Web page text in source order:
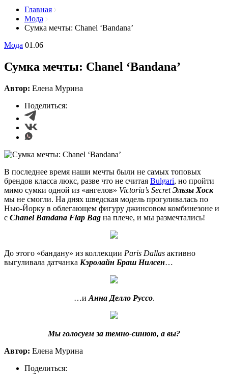
Главная
Мода
Сумка мечты: Chanel ‘Bandana’
Мода 01.06
Сумка мечты: Chanel ‘Bandana’
Автор: Елена Мурина
Поделиться:
В последнее время наши мечты были не самых топовых
брендов класса люкс, разве что не считая Bulgari, но пройти
мимо сумки одной из «ангелов» Victoria’s Secret Эльзы Хоск
мы не смогли. На днях шведская модель прогуливалась по
Нью-Йорку в облегающем фигуру джинсовом комбинезоне и
с Chanel Bandana Flap Bag на плече, и мы размечтались!
До этого «бандану» из коллекции Paris Dallas активно
выгуливала датчанка Кэролайн Браш Нилсен…
…и Анна Делло Руссо.
Мы голосуем за темно-синюю, а вы?
Автор: Елена Мурина
Поделиться: